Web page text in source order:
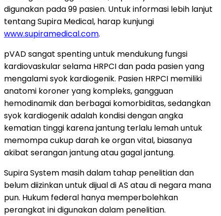
digunakan pada 99 pasien. Untuk informasi lebih lanjut
tentang Supira Medical, harap kunjungi
www.supiramedical.com.
pVAD sangat spenting untuk mendukung fungsi
kardiovaskular selama HRPCI dan pada pasien yang
mengalami syok kardiogenik. Pasien HRPCI memiliki
anatomi koroner yang kompleks, gangguan
hemodinamik dan berbagai komorbiditas, sedangkan
syok kardiogenik adalah kondisi dengan angka
kematian tinggi karena jantung terlalu lemah untuk
memompa cukup darah ke organ vital, biasanya
akibat serangan jantung atau gagal jantung.
Supira System masih dalam tahap penelitian dan
belum diizinkan untuk dijual di AS atau di negara mana
pun. Hukum federal hanya memperbolehkan
perangkat ini digunakan dalam penelitian.